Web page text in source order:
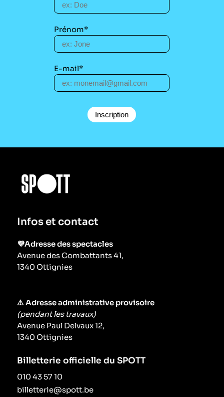
Prénom*
E-mail*
Infos et contact
💜Adresse des spectacles
Avenue des Combattants 41,
1340 Ottignies
⚠️ Adresse administrative provisoire
(pendant les travaux)
Avenue Paul Delvaux 12,
1340 Ottignies
Billetterie officielle du SPOTT
010 43 57 10
billetterie@spott.be